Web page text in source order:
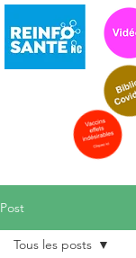
Post
Tous les posts